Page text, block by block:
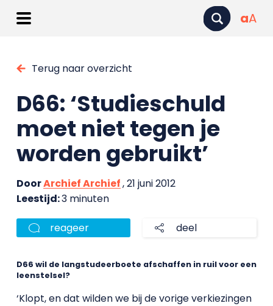
aA
Terug naar overzicht
D66: ‘Studieschuld
moet niet tegen je
worden gebruikt’
DoorArchief Archief, 21 juni 2012
Leestijd:3 minuten
reageer deel
D66 wil de langstudeerboete afschaffen in ruil voor een
leenstelsel?
‘Klopt, en dat wilden we bij de vorige verkiezingen